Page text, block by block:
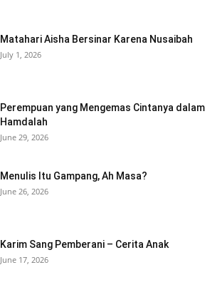
Matahari Aisha Bersinar Karena Nusaibah
July 1, 2026
Perempuan yang Mengemas Cintanya dalam
Hamdalah
June 29, 2026
Menulis Itu Gampang, Ah Masa?
June 26, 2026
Karim Sang Pemberani – Cerita Anak
June 17, 2026